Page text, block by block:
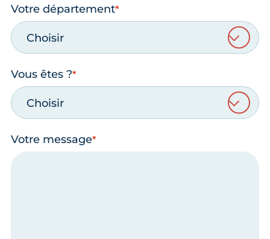
Votre département
Choisir
Vous êtes ?
Choisir
Votre message